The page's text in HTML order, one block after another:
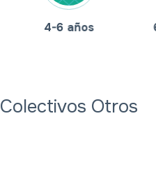
4-6 años
Colectivos Otros